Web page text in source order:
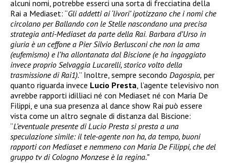
alcuni nomi, potrebbe esserci una sorta di frecciatina della
Rai a Mediaset: “Gli addetti ai ‘livori’ ipotizzano che i nomi che
circolano per Ballando con le Stelle nascondano una precisa
strategia anti-Mediaset da parte della Rai. Barbara d’Urso in
giuria è un ceffone a Pier Silvio Berlusconi che non la ama
(eufemismo) e l’ha allontanata dal Biscione (e ha ingaggiato
invece proprio Selvaggia Lucarelli, storico volto della
trasmissione di Rai1).” Inoltre, sempre secondo Dagospia, per
quanto riguarda invece Lucio Presta, l’agente televisivo non
avrebbe rapporti idilliaci né con Mediaset né con Maria De
Filippi, e una sua presenza al dance show Rai può essere
vista come un altro segnale di distanza dal Biscione:
“L’eventuale presente di Lucio Presta si presta a una
speculazione simile: il tele-agente non ha, da tempo, buoni
rapporti con Mediaset e nemmeno con Maria De Filippi, che del
gruppo tv di Cologno Monzese è la regina.”